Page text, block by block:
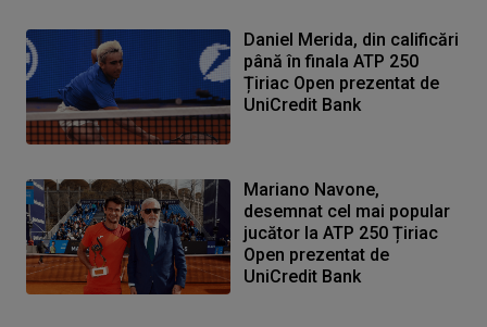
Daniel Merida, din calificări
până în finala ATP 250
Țiriac Open prezentat de
UniCredit Bank
Mariano Navone,
desemnat cel mai popular
jucător la ATP 250 Țiriac
Open prezentat de
UniCredit Bank